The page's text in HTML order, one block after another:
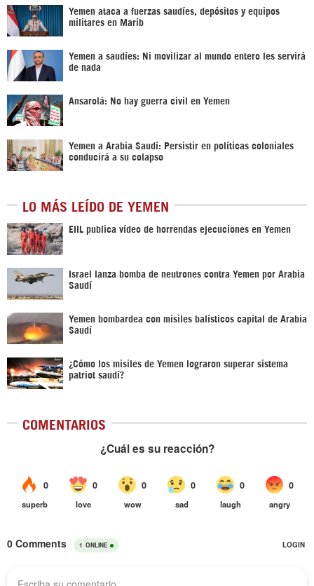
Yemen ataca a fuerzas saudíes, depósitos y equipos
militares en Marib
Yemen a saudíes: Ni movilizar al mundo entero les servirá
de nada
Ansarolá: No hay guerra civil en Yemen
Yemen a Arabia Saudí: Persistir en políticas coloniales
conducirá a su colapso
LO MÁS LEÍDO DE YEMEN
EIIL publica vídeo de horrendas ejecuciones en Yemen
Israel lanza bomba de neutrones contra Yemen por Arabia
Saudí
Yemen bombardea con misiles balísticos capital de Arabia
Saudí
¿Cómo los misiles de Yemen lograron superar sistema
patriot saudí?
COMENTARIOS